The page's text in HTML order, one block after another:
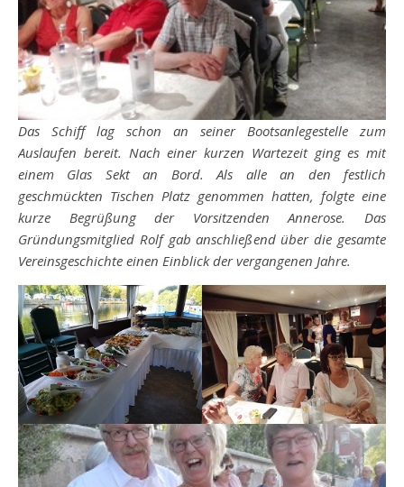
Das Schiff lag schon an seiner Bootsanlegestelle zum
Auslaufen bereit. Nach einer kurzen Wartezeit ging es mit
einem Glas Sekt an Bord. Als alle an den festlich
geschmückten Tischen Platz genommen hatten, folgte eine
kurze Begrüßung der Vorsitzenden Annerose. Das
Gründungsmitglied Rolf gab anschließend über die gesamte
Vereinsgeschichte einen Einblick der vergangenen Jahre.